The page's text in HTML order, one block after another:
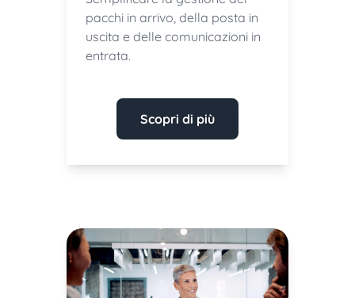
pacchi in arrivo, della posta in
uscita e delle comunicazioni in
entrata.
Scopri di più